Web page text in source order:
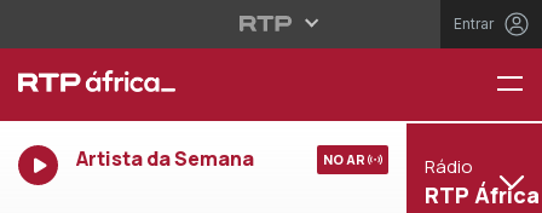
Entrar
Artista da Semana NO AR Rádio
RTP África